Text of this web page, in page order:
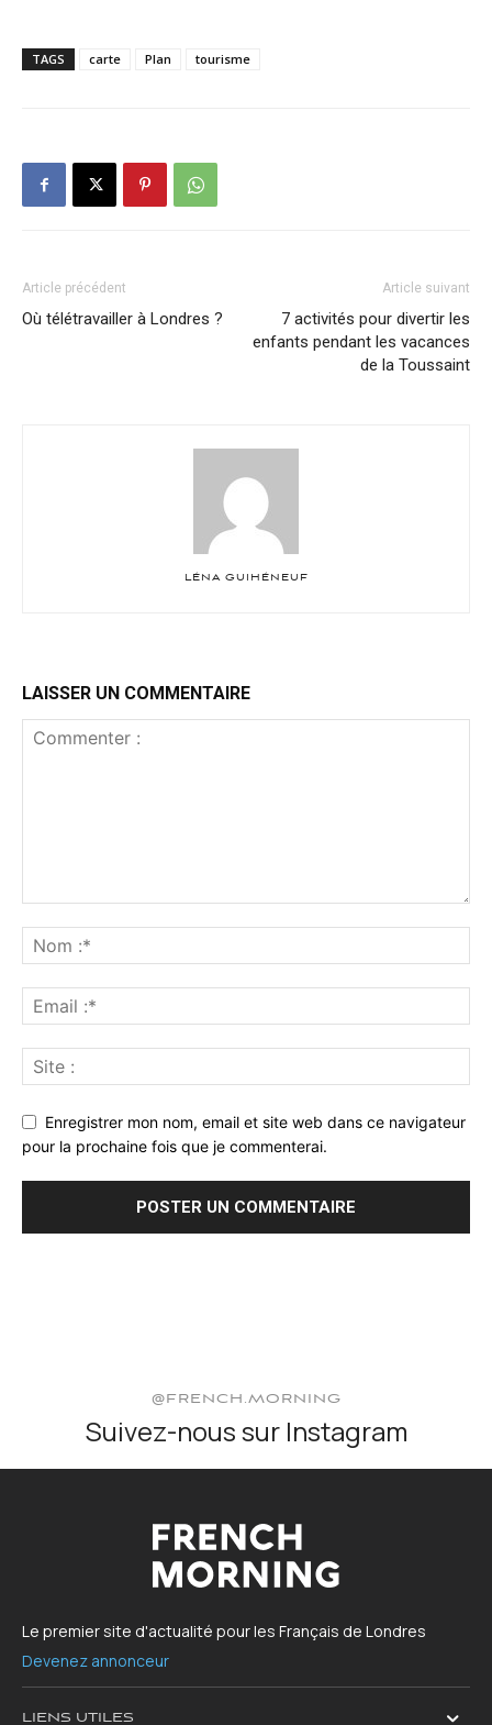
TAGS carte Plan tourisme
Article précédent
Où télétravailler à Londres ?
Article suivant
7 activités pour divertir les
enfants pendant les vacances
de la Toussaint
LÉNA GUIHÉNEUF
LAISSER UN COMMENTAIRE
Enregistrer mon nom, email et site web dans ce navigateur
pour la prochaine fois que je commenterai.
@FRENCH.MORNING
Suivez-nous sur Instagram
Le premier site d'actualité pour les Français de Londres
Devenez annonceur
LIENS UTILES